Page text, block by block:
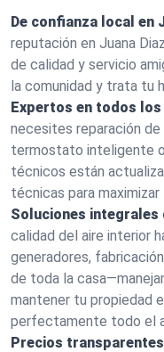
De confianza local en
reputación en Juana
de calidad y servicio
la comunidad y trata tu
Expertos en todos los
necesites reparación de
termostato inteligente
técnicos están
técnicas para
Soluciones integrales
calidad del aire interior
generadores,
de toda la
mantener tu propiedad
perfectamente todo el
Precios